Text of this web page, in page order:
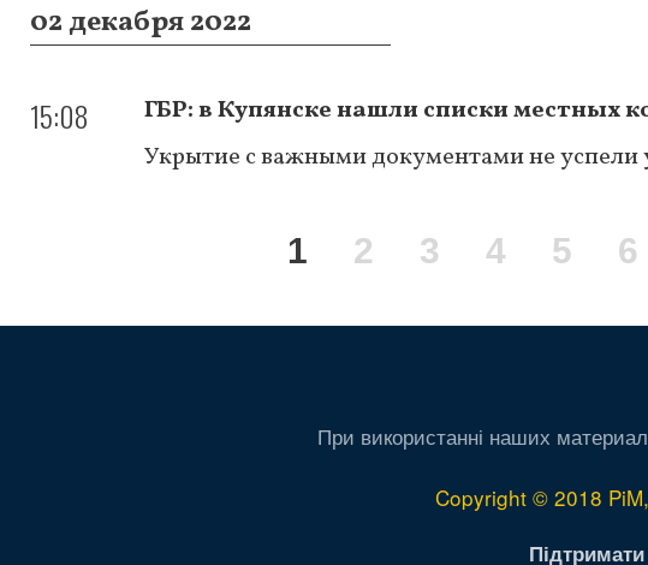
02 декабря 2022
15:08
ГБР: в Купянске нашли списки местных
Укрытие с важными документами не успели
Текущая
1 Page
2 Page
3 Page
4 Page
5 6
При використанні наших
Copyright © 2018 PiM,